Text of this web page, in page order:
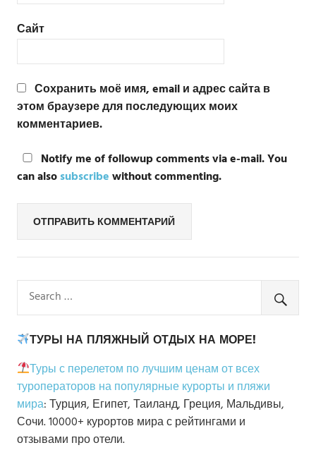
Сайт
Сохранить моё имя, email и адрес сайта в
этом браузере для последующих моих
комментариев.
Notify me of followup comments via e-mail. You
can alsosubscribewithout commenting.
ТУРЫ НА ПЛЯЖНЫЙ ОТДЫХ НА МОРЕ!
Туры с перелетом по лучшим ценам от всех
туроператоров на популярные курорты и пляжи
мира: Турция, Египет, Таиланд, Греция, Мальдивы,
Сочи. 10000+ курортов мира с рейтингами и
отзывами про отели.